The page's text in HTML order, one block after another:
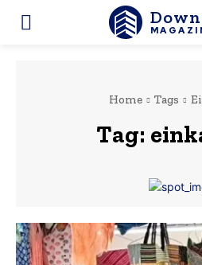
Home Tags
Tag: